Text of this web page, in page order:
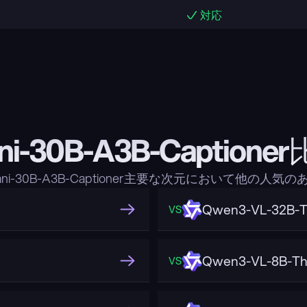
対応
30B-A3B-Captioner
30B-A3B-Captioner主要な次元において他の人気の
VS Qwen3-VL-32B-
VS Qwen3-VL-8B-